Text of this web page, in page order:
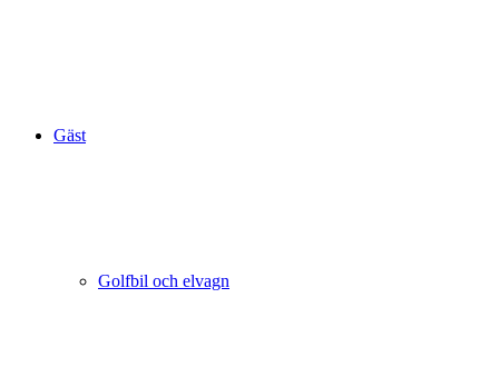
Gäst
Golfbil och elvagn